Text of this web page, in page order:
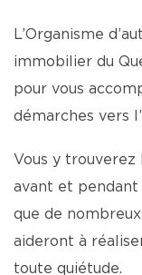
L’Organisme
immobilier du
pour vous
démarches vers
Vous y
avant et pendant
que de
aideront à
toute quiétude.